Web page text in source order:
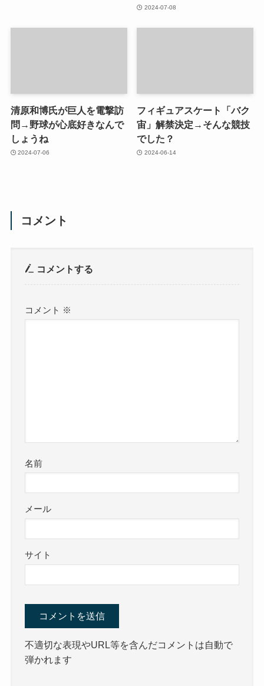
2024-07-08
清原和博氏が巨人を電撃訪
問→野球が心底好きなんで
しょうね
2024-07-06
フィギュアスケート「バク
宙」解禁決定→そんな競技
でした？
2024-06-14
コメント
コメントする
コメント ※
名前
メール
サイト
不適切な表現やURL等を含んだコメントは自動で
弾かれます